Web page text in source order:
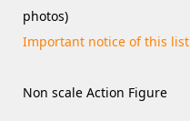
photos)
Important notice of this list
Non scale Action Figure